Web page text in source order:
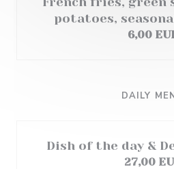
potatoes,
6,00
DAILY
Dish of the day &
27,00